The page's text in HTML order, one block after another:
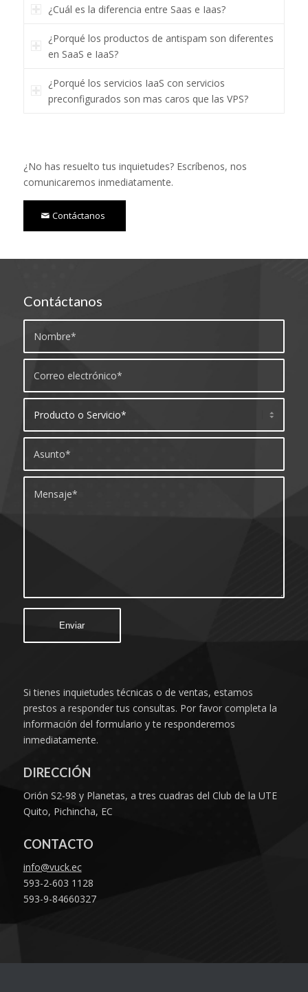
¿Cuál es la diferencia entre Saas e Iaas?
¿Porqué los productos de antispam son diferentes
en SaaS e IaaS?
¿Porqué los servicios IaaS con servicios
preconfigurados son mas caros que las VPS?
¿No has resuelto tus inquietudes? Escríbenos, nos
comunicaremos inmediatamente.
Contáctanos
Contáctanos
Si tienes inquietudes técnicas o de ventas, estamos
prestos a responder tus consultas. Por favor completa la
información del formulario y te responderemos
inmediatamente.
DIRECCIÓN
Orión S2-98 y Planetas, a tres cuadras del Club de la UTE
Quito, Pichincha, EC
CONTACTO
info@vuck.ec
593-2-603 1128
593-9-84660327